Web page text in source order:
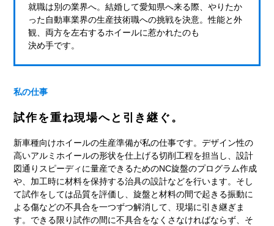
就職は別の業界へ。結婚して愛知県へ来る際、やりたか
った自動車業界の生産技術職への挑戦を決意。性能と外
観、両方を左右するホイールに惹かれたのも
決め手です。
私の仕事
試作を重ね現場へと引き継ぐ。
新車種向けホイールの生産準備が私の仕事です。デザイン性の
高いアルミホイールの形状を仕上げる切削工程を担当し、設計
図通りスピーディに量産できるためのNC旋盤のプログラム作成
や、加工時に材料を保持する治具の設計などを行います。そし
て試作をしては品質を評価し、旋盤と材料の間で起きる振動に
よる傷などの不具合を一つずつ解消して、現場に引き継ぎま
す。できる限り試作の間に不具合をなくさなければならず、そ